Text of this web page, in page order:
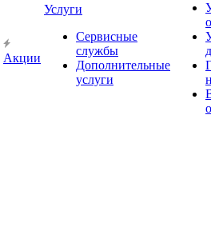
Акции
Услуги
Сервисные
службы
Дополнительные
услуги